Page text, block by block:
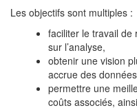
Les objectifs sont multiples :
faciliter le travail de
sur l’analyse,
obtenir une vision
accrue des
permettre une
coûts associés,